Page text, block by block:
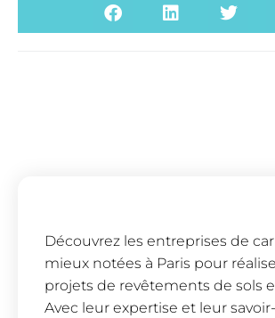
Découvrez les entreprises de
mieux notées à Paris pour
projets de revêtements de sols
Avec leur expertise et leur